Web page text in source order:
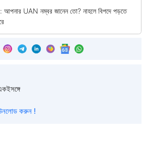
UAN নম্বর জানেন তো? নাহলে বিপদে পড়তে
করুন !